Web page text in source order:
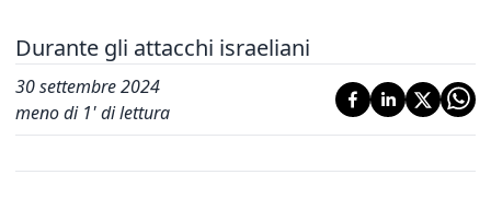
Durante gli attacchi israeliani
30 settembre 2024
meno di 1' di lettura